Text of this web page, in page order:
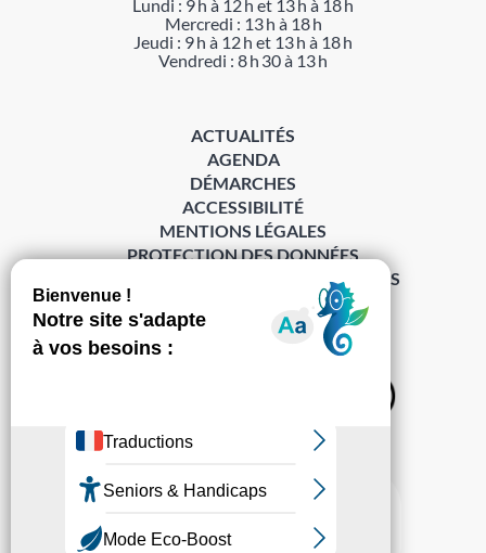
Lundi : 9 h à 12 h et 13 h à 18 h
Mercredi : 13 h à 18 h
Jeudi : 9 h à 12 h et 13 h à 18 h
Vendredi : 8 h 30 à 13 h
S’abonner à la Gazette ›
ACTUALITÉS
AGENDA
DÉMARCHES
ACCESSIBILITÉ
MENTIONS LÉGALES
PROTECTION DES DONNÉES
POLITIQUE DE GESTION DES COOKIES